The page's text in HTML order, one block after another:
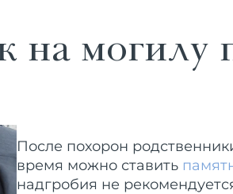
на могилу
После похорон
время можно ставить
надгробия не